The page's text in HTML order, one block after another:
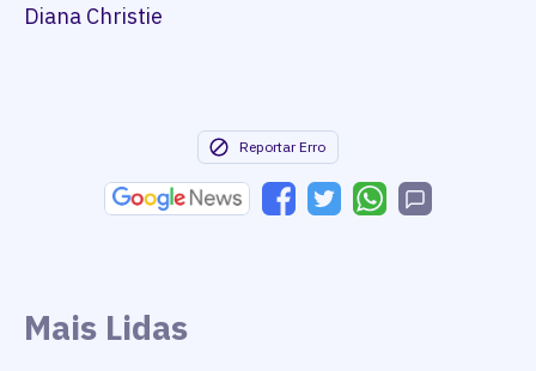
Diana Christie
Reportar Erro
Mais Lidas